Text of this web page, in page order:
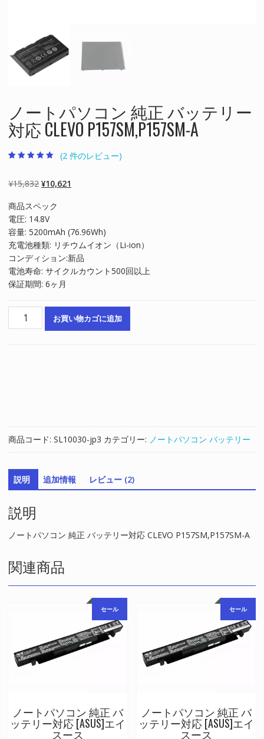
ノートパソコン 純正 バッテリー
対応 CLEVO P157SM,P157SM-A
段階評価のう
ち、4.50点
(2 件のレビュー)
¥15,832 元
価
格
は
¥15,832
で
し
た。
¥10,621
格
は
¥10,621
で
商品スペック
電圧: 14.8V
容量: 5200mAh (76.96Wh)
充電池種類: リチウムイオン（Li-ion）
コンディション:新品
電池寿命: サイクルカウント500回以上
保証期間: 6ヶ月
バ
ッ
テ
リ
ー
応
CLEVO
P157SM,P157SM-
個
お買い物カゴに追加
商品コード: SL10030-jp3 カテゴリー: ノートパソコン バッテリー
説明 追加情報 レビュー (2)
説明
ノートパソコン 純正 バッテリー対応 CLEVO P157SM,P157SM-A
関連商品
セール
ノートパソコン 純正 バ
ッテリー対応 [ASUS]エイ
スース
セール
ノートパソコン 純正 バ
ッテリー対応 [ASUS]エイ
スース